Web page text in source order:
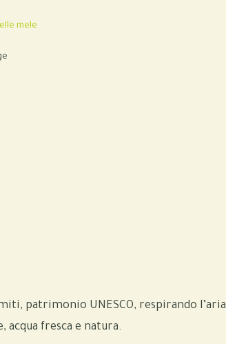
mele
patrimonio UNESCO, respirando l’aria
acqua fresca e natura.